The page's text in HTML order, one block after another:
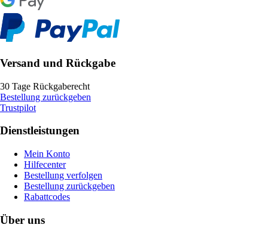
Versand und Rückgabe
30 Tage Rückgaberecht
Bestellung zurückgeben
Trustpilot
Dienstleistungen
Mein Konto
Hilfecenter
Bestellung verfolgen
Bestellung zurückgeben
Rabattcodes
Über uns